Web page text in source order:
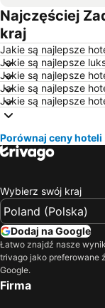
Hotele — Poznań
Hotele — Łódź
Hotele — Rzym
Hotele — Szczyrk
Hotele — Wisła
Hotele — wybrzeże
Hotele — Majorka
Hotele — Jezioro
Hotele — Albania
Hotele — Sardynia
Hotele —
Hotele — Kreta
Hotele — Sycylia
Najczęściej
kraj
Jakie są najlepsze
Jakie są najlepsze
Jakie są najlepsze
Jakie są najlepsze
Jakie są najlepsze
Porównaj ceny hoteli
Wybierz swój kraj
Dodaj na Google
Łatwo znajdź nasze
trivago jako preferowane
Google.
Firma